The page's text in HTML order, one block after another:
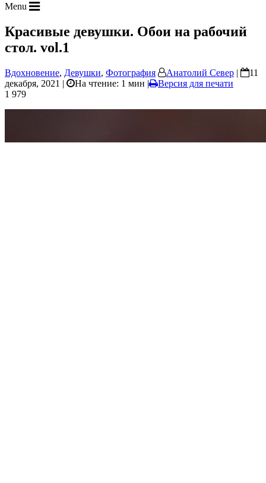
Menu
Красивые девушки. Обои на рабочий
стол. vol.1
Вдохновение, Девушки, Фотография Анатолий Север |
11
декабря, 2021 |
На чтение: 1 мин |
Версия для печати
1 979